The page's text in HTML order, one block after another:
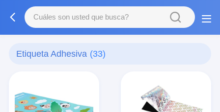
Etiqueta Adhesiva (33)